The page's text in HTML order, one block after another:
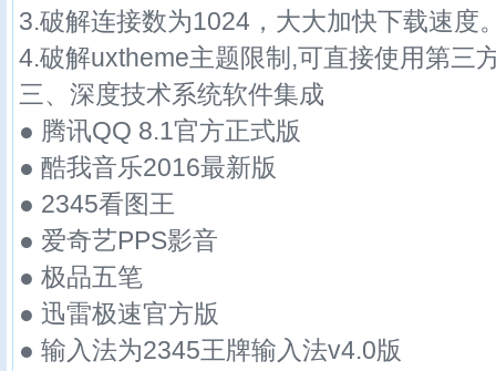
3.破解连接数为1024，大大加快下载速度
4.破解uxtheme主题限制,可直接使用第三
三、深度技术系统软件集成
● 腾讯QQ 8.1官方正式版
● 酷我音乐2016最新版
● 2345看图王
● 爱奇艺PPS影音
● 极品五笔
● 迅雷极速官方版
● 输入法为2345王牌输入法v4.0版